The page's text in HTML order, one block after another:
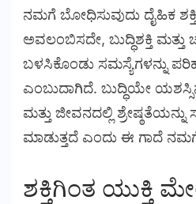
ನಮಗೆ ಬೋಧಿಸುವುದು ದೈಹಿಕ
ಅವಲಂಬಿಸದೇ, ಬುದ್ಧಿಶಕ್ತಿ ಮತ್ತು
ಬಳಸಿಕೊಂಡು ಸಮಸ್ಯೆಗಳನ್ನು
ಎಂಬುದಾಗಿದೆ. ಬುದ್ಧಿಯೇ
ಮತ್ತು ಜೀವನದಲ್ಲಿ
ಮಾಡುತ್ತದೆ ಎಂದು ಈ ಗಾದೆ ನಮಗೆ
ಶಕ್ತಿಗಿಂತ ಯುಕ್ತಿ